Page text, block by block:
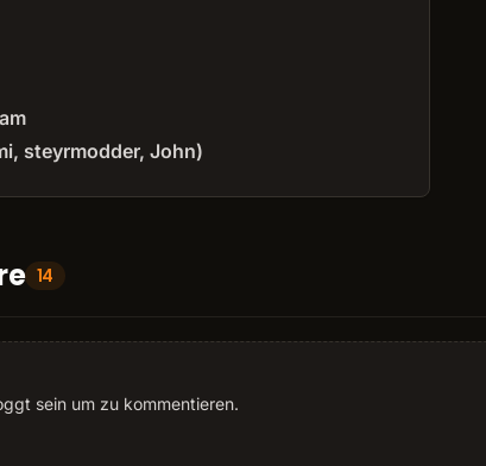
steyrmodder, John)
14
sein um zu kommentieren.